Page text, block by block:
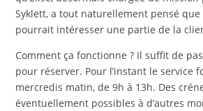
Syklett, a tout naturellement pensé que
pourrait intéresser une partie de la
Comment ça fonctionne ? Il suffit de
pour réserver. Pour l’instant le service
mercredis matin, de 9h à 13h. Des
éventuellement possibles à d’autres